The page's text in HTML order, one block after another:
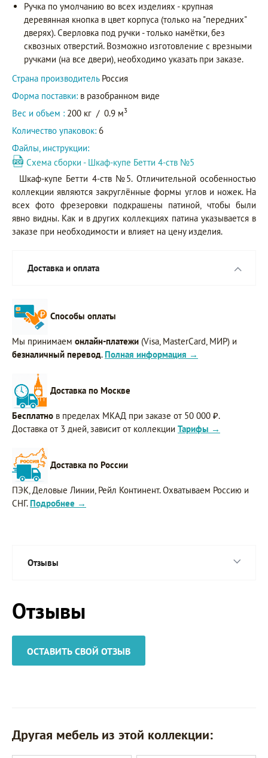
Ручка по умолчанию во всех изделиях - крупная
деревянная кнопка в цвет корпуса (только на "передних"
дверях). Сверловка под ручки - только намётки, без
сквозных отверстий. Возможно изготовление с врезными
ручками (на все двери), необходимо указать при заказе.
Страна производитель Россия
Форма поставки: в разобранном виде
Вес и объем : 200 кг / 0.9 м3
Количество упаковок: 6
Файлы, инструкции:
Схема сборки - Шкаф-купе Бетти 4-ств №5
Шкаф-купе Бетти 4-ств №5. Отличительной особенностью
коллекции являются закруглённые формы углов и ножек. На
всех фото фрезеровки подкрашены патиной, чтобы были
явно видны. Как и в других коллекциях патина указывается в
заказе при необходимости и влияет на цену изделия.
Доставка и оплата
Способы оплаты
Мы принимаем онлайн-платежи (Visa, MasterCard, МИР) и
безналичный перевод. Полная информация →
Доставка по Москве
Бесплатно в пределах МКАД при заказе от 50 000 ₽.
Доставка от 3 дней, зависит от коллекции Тарифы →
Доставка по России
ПЭК, Деловые Линии, Рейл Континент. Охватываем Россию и
СНГ. Подробнее →
Отзывы
Отзывы
ОСТАВИТЬ СВОЙ ОТЗЫВ
Другая мебель из этой коллекции: